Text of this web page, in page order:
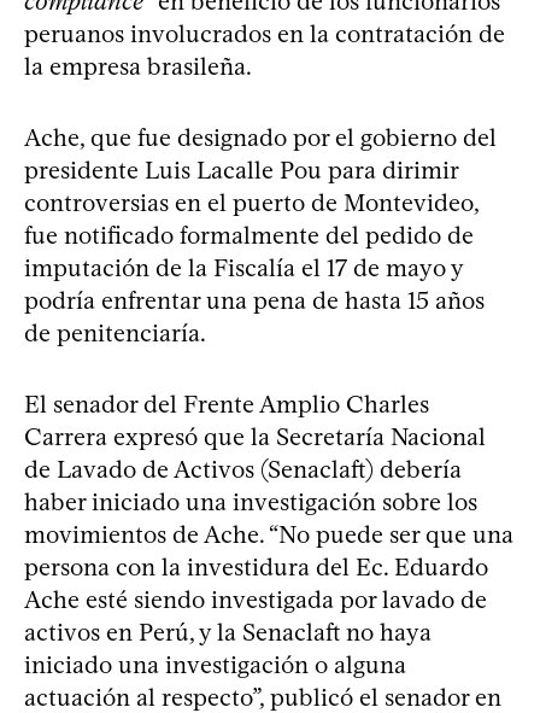
peruanos involucrados en la contratación de
la empresa brasileña.
Ache, que fue designado por el gobierno del
presidente Luis Lacalle Pou para dirimir
controversias en el puerto de Montevideo,
fue notificado formalmente del pedido de
imputación de la Fiscalía el 17 de mayo y
podría enfrentar una pena de hasta 15 años
de penitenciaría.
El senador del Frente Amplio Charles
Carrera expresó que la Secretaría Nacional
de Lavado de Activos (Senaclaft) debería
haber iniciado una investigación sobre los
movimientos de Ache. “No puede ser que una
persona con la investidura del Ec. Eduardo
Ache esté siendo investigada por lavado de
activos en Perú, y la Senaclaft no haya
iniciado una investigación o alguna
actuación al respecto”, publicó el senador en